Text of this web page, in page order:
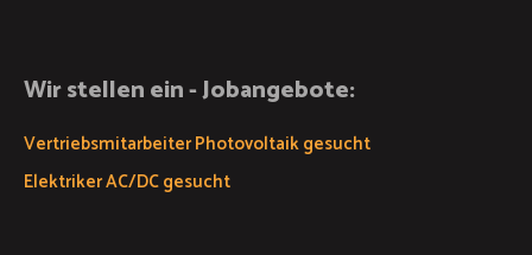
Wir stellen ein - Jobangebote:
Vertriebsmitarbeiter Photovoltaik gesucht
Elektriker AC/DC gesucht